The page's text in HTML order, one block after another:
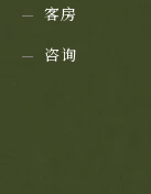
客房
咨询